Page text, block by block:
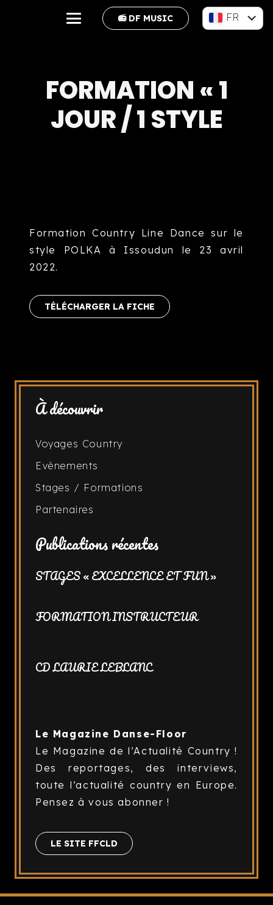
📻 DF MUSIC
FR
FORMATION « 1
JOUR / 1 STYLE
Formation Country Line Dance sur le
style POLKA à Issoudun le 23 avril
2022.
TÉLÉCHARGER LA FICHE
À découvrir
Voyages Country
Evènements
Stages / Formations
Partenaires
Publications récentes
STAGES « EXCELLENCE ET FUN »
FORMATION INSTRUCTEUR
CD LAURIE LEBLANC
Le Magazine Danse-Floor
Le Magazine de l’Actualité Country !
Des reportages, des interviews,
toute l’actualité country en Europe.
Pensez à vous abonner !
LE SITE FFCLD